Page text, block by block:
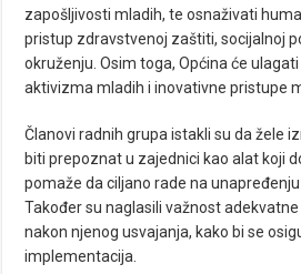
zapošljivosti mladih, te osnaživati
pristup zdravstvenoj zaštiti, socijalnoj
okruženju. Osim toga, Općina će
aktivizma mladih i inovativne pristupe
Članovi radnih grupa istakli su da žele
biti prepoznat u zajednici kao alat koji
pomaže da ciljano rade na
Također su naglasili važnost
nakon njenog usvajanja, kako bi se
implementacija.